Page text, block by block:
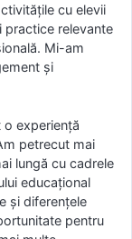
cu elevii
practice relevante
Mi-am
și
o experiență
petrecut mai
lungă cu cadrele
educațional
și diferențele
pentru